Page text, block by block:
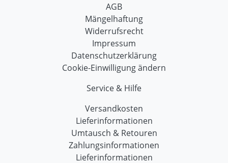
AGB
Mängelhaftung
Widerrufsrecht
Impressum
Datenschutzerklärung
Cookie-Einwilligung ändern
Service & Hilfe
Versandkosten
Lieferinformationen
Umtausch & Retouren
Zahlungsinformationen
Lieferinformationen